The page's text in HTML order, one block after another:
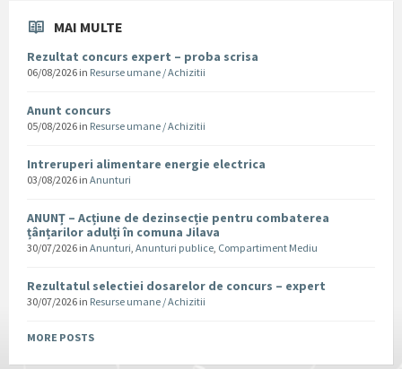
MAI MULTE
Rezultat concurs expert – proba scrisa
06/08/2026 in Resurse umane / Achizitii
Anunt concurs
05/08/2026 in Resurse umane / Achizitii
Intreruperi alimentare energie electrica
03/08/2026 in Anunturi
ANUNȚ – Acțiune de dezinsecție pentru combaterea
țânțarilor adulți în comuna Jilava
30/07/2026 in Anunturi, Anunturi publice, Compartiment Mediu
Rezultatul selectiei dosarelor de concurs – expert
30/07/2026 in Resurse umane / Achizitii
MORE POSTS